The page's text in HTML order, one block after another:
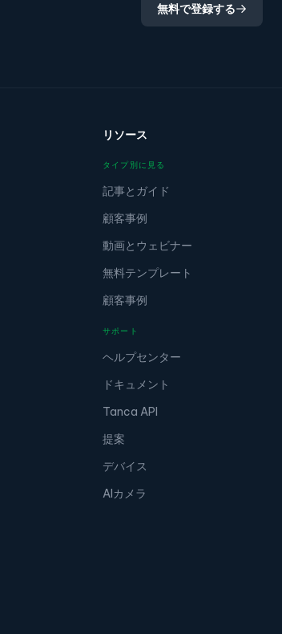
無料で登録する
リソース
タイプ別に見る
記事とガイド
顧客事例
動画とウェビナー
無料テンプレート
顧客事例
サポート
ヘルプセンター
ドキュメント
Tanca API
提案
デバイス
AIカメラ